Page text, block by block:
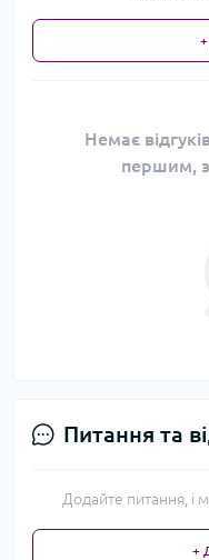
Немає
першим,
Питання та
Додайте питання, і
+